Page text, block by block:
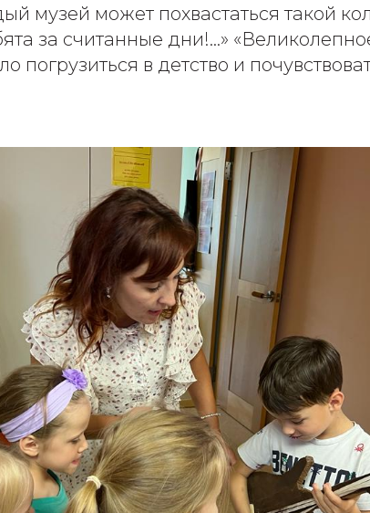
музей может похвастаться такой
за считанные дни!...»
погрузиться в детство и